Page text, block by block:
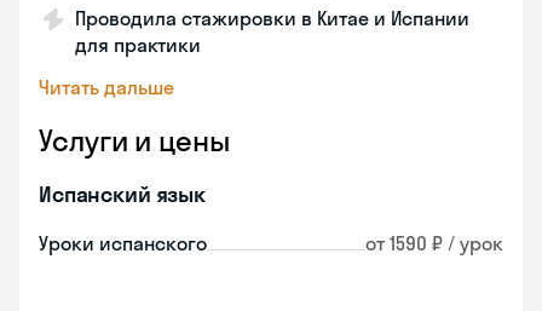
Проводила стажировки в Китае и Испании
для практики
Читать дальше
Услуги и цены
Испанский язык
Уроки испанского от 1590 ₽ / урок